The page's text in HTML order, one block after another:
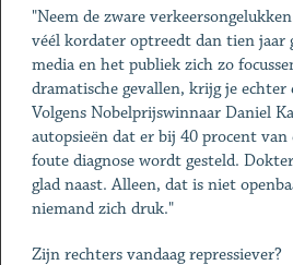
"Neem de zware
véél kordater optreedt dan tien jaar
media en het publiek zich zo
dramatische gevallen, krijg je echter
Volgens Nobelprijswinnaar Daniel
autopsieën dat er bij 40 procent van
foute diagnose wordt gesteld.
glad naast. Alleen, dat is niet
niemand zich druk."
Zijn rechters vandaag repressiever?